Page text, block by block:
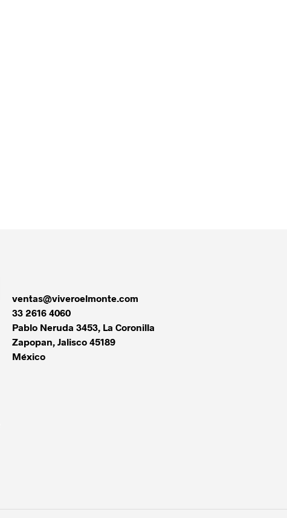
ventas@viveroelmonte.com
33 2616 4060
Pablo Neruda 3453, La Coronilla
Zapopan,Jalisco 45189
México